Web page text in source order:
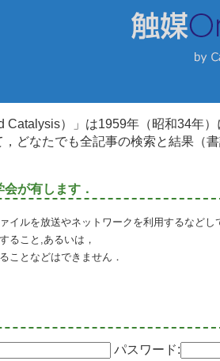
Catalysis）」は1959年（昭和34年
，どなたでも全記事の検索と結果（
が有します．
イルを放送やネットワークを利用するなど
ること,あるいは，
ことなどはできません．
パスワード: